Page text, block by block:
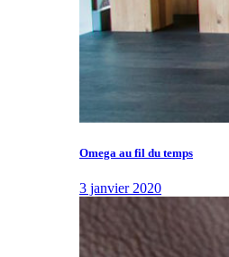
Omega au fil du temps
3 janvier 2020